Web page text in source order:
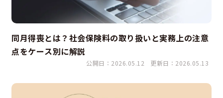
同月得喪とは？社会保険料の取り扱いと実務上の注意
点をケース別に解説
公開日：2026.05.12 更新日：2026.05.13